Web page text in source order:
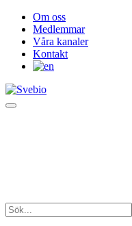
Om oss
Medlemmar
Våra kanaler
Kontakt